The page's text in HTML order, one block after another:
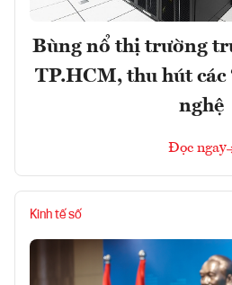
Bùng nổ thị trường
TP.HCM, thu hút các
nghệ
Đọc ngay
Kinh tế số